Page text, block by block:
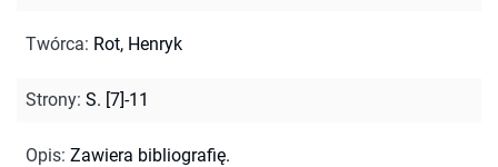
Twórca: Rot, Henryk
Strony: S. [7]-11
Opis: Zawiera bibliografię.